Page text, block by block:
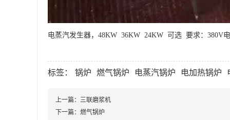
电蒸汽发生器，48KW 36KW 24KW 可选 要求：380V
标签： 锅炉 燃气锅炉 电蒸汽锅炉 电加热锅炉
上一篇： 三联磨浆机
下一篇： 燃气锅炉